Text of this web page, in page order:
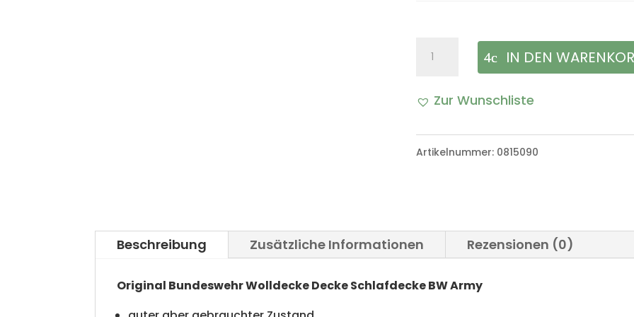
Original
Bundeswehr
Wolldecke
Schlafdecke
Menge
IN DEN
Zur Wunschliste
Artikelnummer: 0815090
Beschreibung Zusätzliche Informationen Rezensionen (0)
Original Bundeswehr Wolldecke Decke Schlafdecke BW Army